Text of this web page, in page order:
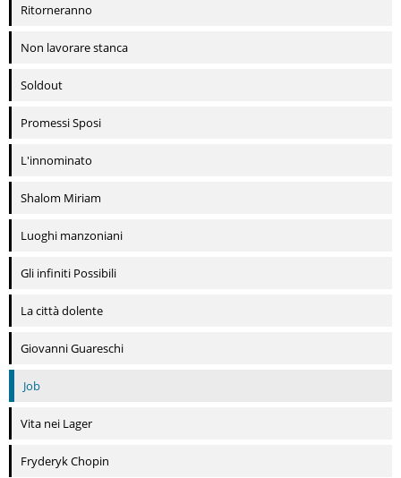
Ritorneranno
Non lavorare stanca
Soldout
Promessi Sposi
L'innominato
Shalom Miriam
Luoghi manzoniani
Gli infiniti Possibili
La città dolente
Giovanni Guareschi
Job
Vita nei Lager
Fryderyk Chopin